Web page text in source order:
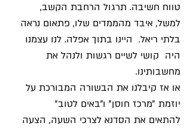
טווח חשיבה. תרגול הרחבת הקשב,
למשל, איבד מהממדים שלו, פתאום נראה
בלתי ריאל.  היינו בתוך אפלה. לנו עצמנו
היה  קושי לשיים רגשות ולנהל את
מחשבותינו.
או אז קיבלנו את הבשורה המבורכת על
יוזמת "מרכז חוסן" ו"באים לטוב"
להתאים את הסדנא לצרכי השעה, הצעה